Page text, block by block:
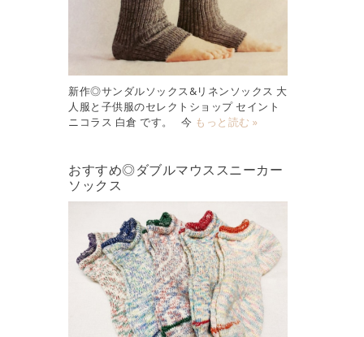
新作◎サンダルソックス&リネンソックス 大
人服と子供服のセレクトショップ セイント
ニコラス 白倉 です。 今 もっと読む »
おすすめ◎ダブルマウススニーカー
ソックス